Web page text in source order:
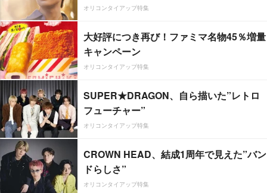
オリコンタイアップ特集
大好評につき再び！ファミマ名物45％増量
キャンペーン
オリコンタイアップ特集
SUPER★DRAGON、自ら描いた”レトロ
フューチャー”
オリコンタイアップ特集
CROWN HEAD、結成1周年で見えた”バン
ドらしさ”
オリコンタイアップ特集